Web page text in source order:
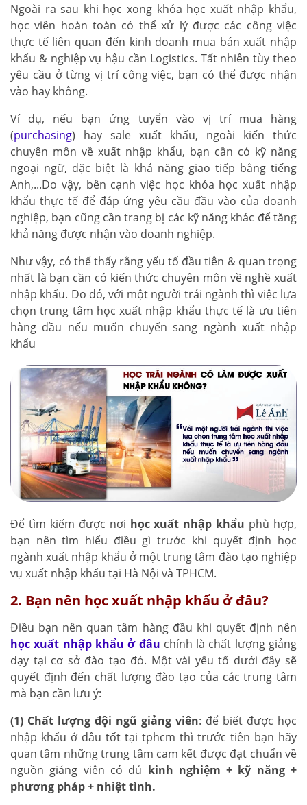
Ngoài ra sau khi học xong khóa học xuất nhập khẩu,
học viên hoàn toàn có thể xử lý được các công việc
thực tế liên quan đến kinh doanh mua bán xuất nhập
khẩu & nghiệp vụ hậu cần Logistics. Tất nhiên tùy theo
yêu cầu ở từng vị trí công việc, bạn có thể được nhận
vào hay không.
Ví dụ, nếu bạn ứng tuyển vào vị trí mua hàng
(purchasing) hay sale xuất khẩu, ngoài kiến thức
chuyên môn về xuất nhập khẩu, bạn cần có kỹ năng
ngoại ngữ, đặc biệt là khả năng giao tiếp bằng tiếng
Anh,...Do vậy, bên cạnh việc học khóa học xuất nhập
khẩu thực tế để đáp ứng yêu cầu đầu vào của doanh
nghiệp, bạn cũng cần trang bị các kỹ năng khác để tăng
khả năng được nhận vào doanh nghiệp.
Như vậy, có thể thấy rằng yếu tố đầu tiên & quan trọng
nhất là bạn cần có kiến thức chuyên môn về nghề xuất
nhập khẩu. Do đó, với một người trái ngành thì việc lựa
chọn trung tâm học xuất nhập khẩu thực tế là ưu tiên
hàng đầu nếu muốn chuyển sang ngành xuất nhập
khẩu
Để tìm kiếm được nơi học xuất nhập khẩu phù hợp,
bạn nên tìm hiểu điều gì trước khi quyết định học
ngành xuất nhập khẩu ở một trung tâm đào tạo nghiệp
vụ xuất nhập khẩu tại Hà Nội và TPHCM.
2. Bạn nên học xuất nhập khẩu ở đâu?
Điều bạn nên quan tâm hàng đầu khi quyết định nên
học xuất nhập khẩu ở đâu chính là chất lượng giảng
dạy tại cơ sở đào tạo đó. Một vài yếu tố dưới đây sẽ
quyết định đến chất lượng đào tạo của các trung tâm
mà bạn cần lưu ý:
(1) Chất lượng đội ngũ giảng viên: để biết được học
nhập khẩu ở đâu tốt tại tphcm thì trước tiên bạn hãy
quan tâm những trung tâm cam kết được đạt chuẩn về
nguồn giảng viên có đủ kinh nghiệm + kỹ năng +
phương pháp + nhiệt tình.